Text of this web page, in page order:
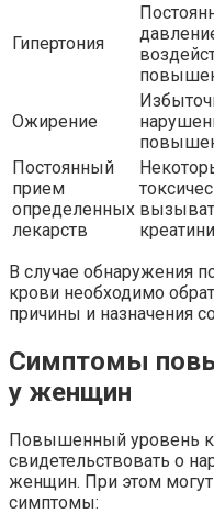
Гипертония
Ожирение
Постоянный
прием
определенных
лекарств
В случае обнаружения
крови необходимо
причины и назначения
Симптомы
у женщин
Повышенный уровень
свидетельствовать о
женщин. При этом
симптомы: